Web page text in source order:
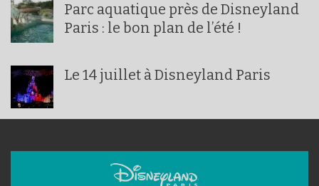
Parc aquatique près de Disneyland
Paris : le bon plan de l’été !
Le 14 juillet à Disneyland Paris